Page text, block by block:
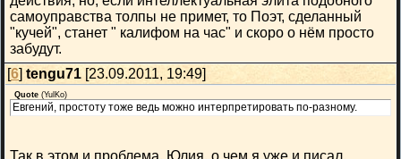
самоуправства толпы не примет, то Поэт, сделанный
"кучей", станет " калифом на час" и скоро о нём просто
забудут.
[6] tengu71 [23.09.2011, 19:49]
Quote (YulKo)
Евгений, простоту тоже ведь можно интерпретировать по-разному.
Так в этом и проблема, Юлия, о чем я уже и писал.